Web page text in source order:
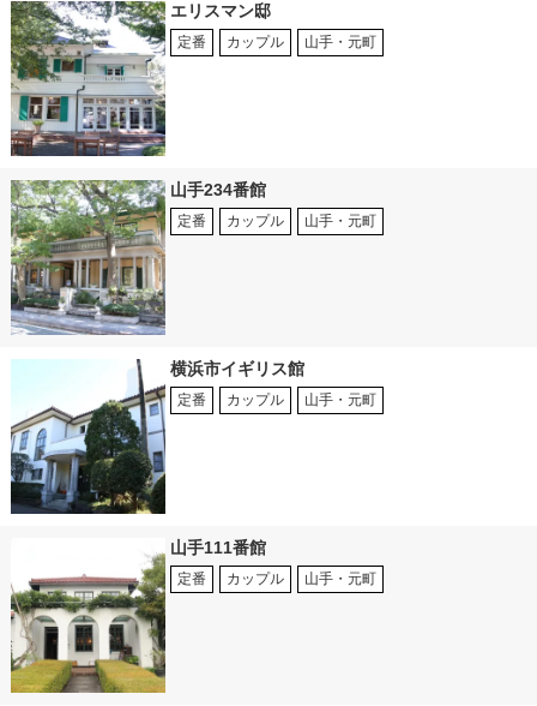
エリスマン邸
定番 カップル 山手・元町
山手234番館
定番 カップル 山手・元町
横浜市イギリス館
定番 カップル 山手・元町
山手111番館
定番 カップル 山手・元町